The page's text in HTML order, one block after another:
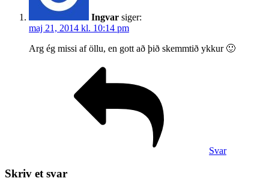
Ingvar siger:
maj 21, 2014 kl. 10:14 pm
Arg ég missi af öllu, en gott að þið skemmtið ykkur 🙂
Svar
Skriv et svar